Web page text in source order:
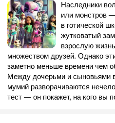
Наследники
или монстров
в готической
жутковатый
взрослую
множеством друзей. Однако
заметно меньше времени чем
Между дочерьми и сыновьями
мумий разворачиваются
тест — он покажет, на кого вы